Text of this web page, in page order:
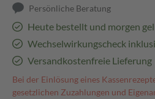
Persönliche Beratung
Heute bestellt und morgen
Wechselwirkungscheck
Versandkostenfreie Lieferung
Bei der Einlösung eines
gesetzlichen Zuzahlungen und